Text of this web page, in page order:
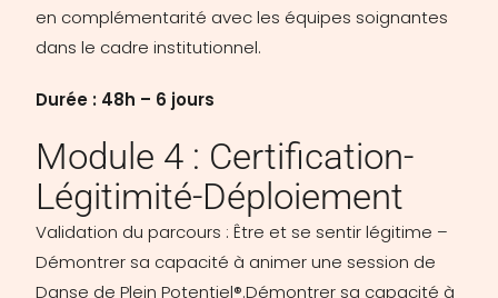
en complémentarité avec les équipes soignantes
dans le cadre institutionnel.
Durée : 48h – 6 jours
Module 4 : Certification-
Légitimité-Déploiement
Validation du parcours : Être et se sentir légitime –
Démontrer sa capacité à animer une session de
Danse de Plein Potentiel®.Démontrer sa capacité à